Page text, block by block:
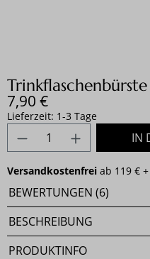
Trinkflaschenbürste
Regulärer Preis:
7,90 €
Lieferzeit: 1-3 Tage
Produkt Anzahl: IN
Versandkostenfrei ab 119 € +
BEWERTUNGEN (6)
BESCHREIBUNG
PRODUKTINFO